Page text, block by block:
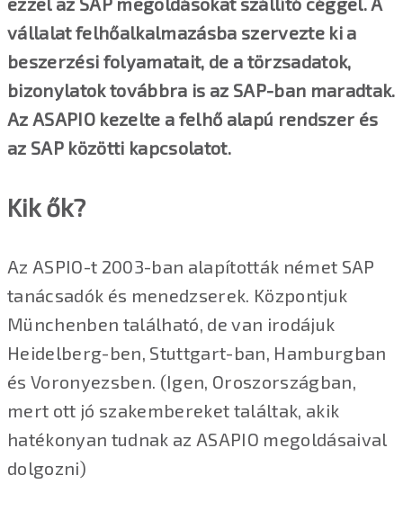
vállalat felhőalkalmazásba szervezte ki a
beszerzési folyamatait, de a törzsadatok,
bizonylatok továbbra is az SAP-ban maradtak.
Az ASAPIO kezelte a felhő alapú rendszer és
az SAP közötti kapcsolatot.
Kik ők?
Az ASPIO-t 2003-ban alapították német SAP
tanácsadók és menedzserek. Központjuk
Münchenben található, de van irodájuk
Heidelberg-ben, Stuttgart-ban, Hamburgban
és Voronyezsben. (Igen, Oroszországban,
mert ott jó szakembereket találtak, akik
hatékonyan tudnak az ASAPIO megoldásaival
dolgozni)